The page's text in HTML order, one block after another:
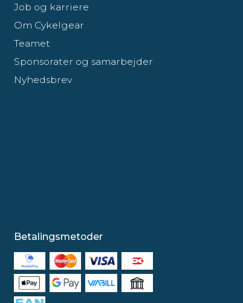
Job og karriere
Om Cykelgear
Teamet
Sponsorater og samarbejder
Nyhedsbrev
Betalingsmetoder